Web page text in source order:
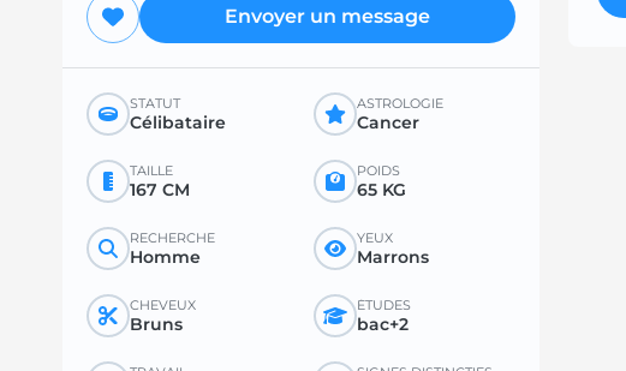
Envoyer un message
STATUT
Célibataire
ASTROLOGIE
Cancer
TAILLE
167 CM
POIDS
65 KG
RECHERCHE
Homme
YEUX
Marrons
CHEVEUX
Bruns
ÉTUDES
bac+2